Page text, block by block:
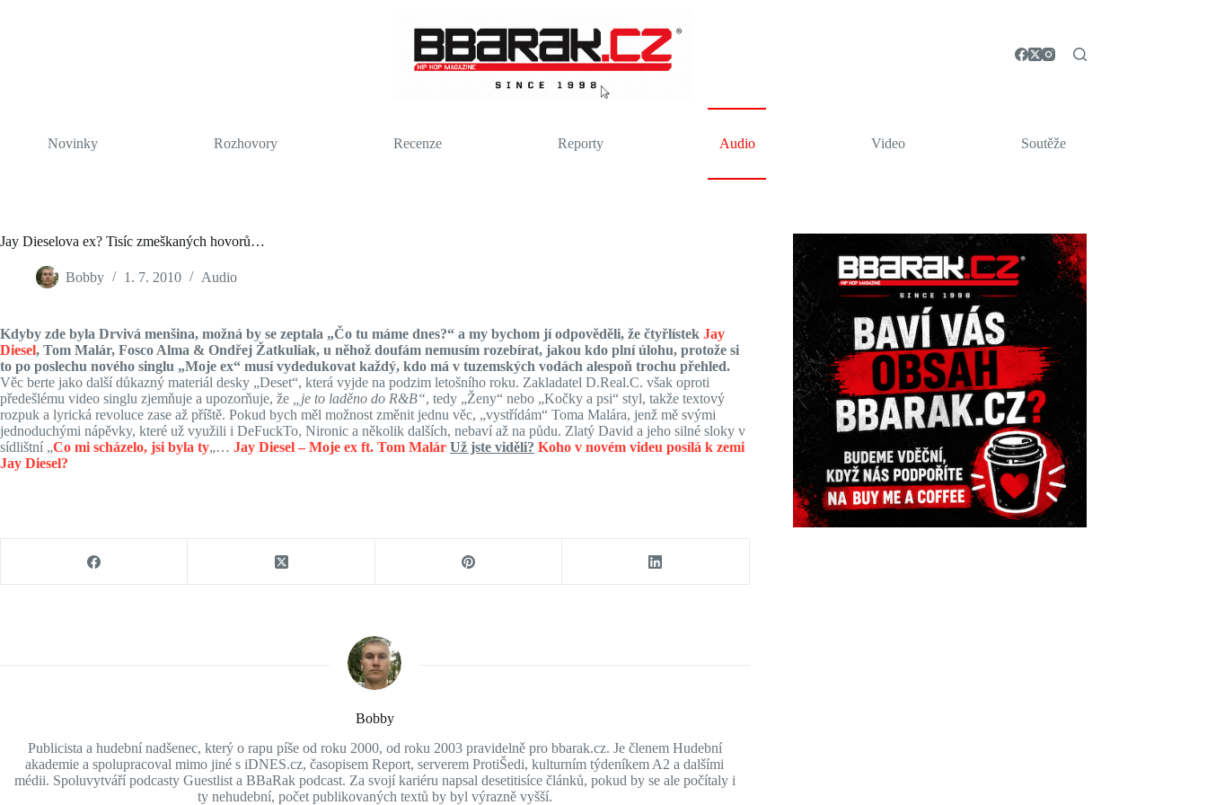
Novinky Rozhovory Recenze Reporty Audio Video Soutěže
Jay Dieselova ex? Tisíc zmeškaných hovorů…
Bobby 1. 7. 2010 Audio
Kdyby zde byla Drvivá menšina, možná by se zeptala „Čo tu máme dnes?“ a my bychom jí odpověděli, že čtyřlístek Jay
Diesel, Tom Malár, Fosco Alma & Ondřej Žatkuliak, u něhož doufám nemusím rozebírat, jakou kdo plní úlohu, protože si
to po poslechu nového singlu „Moje ex“ musí vydedukovat každý, kdo má v tuzemských vodách alespoň trochu přehled.
Věc berte jako další důkazný materiál desky „Deset“, která vyjde na podzim letošního roku. Zakladatel D.Real.C. však oproti
předešlému video singlu zjemňuje a upozorňuje, že
„je to laděno do R&B“, tedy „Ženy“ nebo „Kočky a psi“ styl, takže textový
rozpuk a lyrická revoluce zase až příště. Pokud bych měl možnost změnit jednu věc, „vystřídám“ Toma Malára, jenž mě svými
jednoduchými nápěvky, které už využili i DeFuckTo, Nironic a několik dalších, nebaví až na půdu. Zlatý David a jeho silné sloky v
sídlištní „Co mi scházelo, jsi byla ty„… Jay Diesel – Moje ex ft. Tom Malár Už jste viděli? Koho v novém videu posílá k zemi
Jay Diesel?
Bobby
Publicista a hudební nadšenec, který o rapu píše od roku 2000, od roku 2003 pravidelně pro bbarak.cz. Je členem Hudební
akademie a spolupracoval mimo jiné s iDNES.cz, časopisem Report, serverem ProtiŠedi, kulturním týdeníkem A2 a dalšími
médii. Spoluvytváří podcasty Guestlist a BBaRak podcast. Za svojí kariéru napsal desetitisíce článků, pokud by se ale počítaly i
ty nehudební, počet publikovaných textů by byl výrazně vyšší.